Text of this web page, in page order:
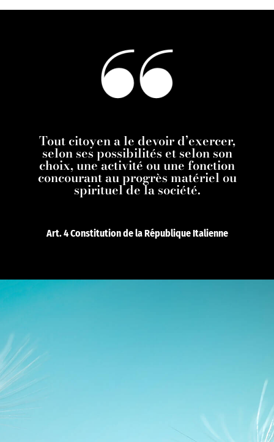
Tout citoyen a le devoir d’exercer,
selon ses possibilités et selon son
choix, une activité ou une fonction
concourant au progrès matériel ou
spirituel de la société.
Art. 4 Constitution de la République Italienne